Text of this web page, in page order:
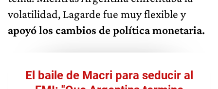
volatilidad, Lagarde fue muy flexible y
apoyó los cambios de política monetaria.
El baile de Macri para seducir al